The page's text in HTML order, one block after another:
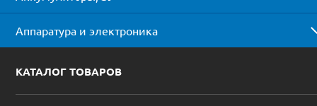
Аппаратура и электроника
КАТАЛОГ ТОВАРОВ